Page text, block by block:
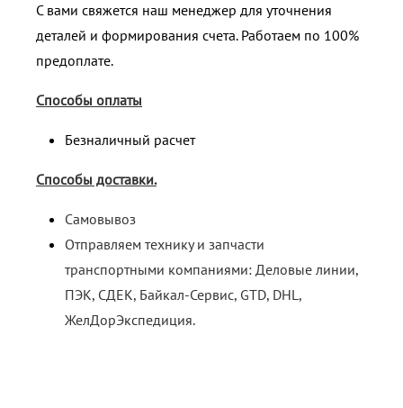
С вами свяжется наш менеджер для уточнения
деталей и формирования счета. Работаем по 100%
предоплате.
Способы оплаты
Безналичный расчет
Способы доставки.
Самовывоз
Отправляем технику и запчасти
транспортными компаниями: Деловые линии,
ПЭК, СДЕК, Байкал-Сервис, GTD, DHL,
ЖелДорЭкспедиция.